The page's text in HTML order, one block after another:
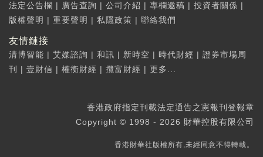
法定公告欄 | 廣告查詢 | 公司介紹 | 專欄邀稿 | 投資者關係 |
版權聲明 | 重要聲明 | 私隱政策 | 聯絡我們
友情鏈接
清博智能 | 艾媒諮詢 | 和訊 | 新時空 | 時代財經 | 證券市場周
刊
| 壹財信 | 權衡財經 | 攬富財經 | 更多...
香港政府指定刊載法定通告之憲報刊登報章
Copyright © 1998 - 2026 財華控股有限公司
香港財華社版權所有,未經同意不得轉載。